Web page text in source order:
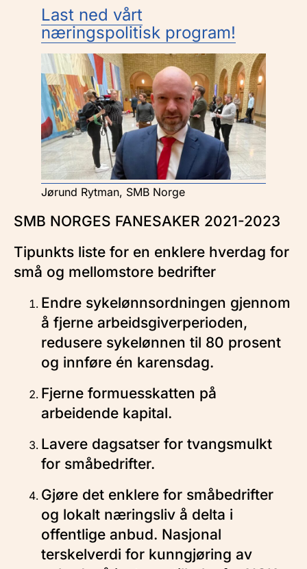
Last ned vårt
næringspolitisk program!
Jørund Rytman, SMB Norge
SMB NORGES FANESAKER 2021-2023
Tipunkts liste for en enklere hverdag for
små og mellomstore bedrifter
Endre sykelønnsordningen gjennom
å fjerne arbeidsgiverperioden,
redusere sykelønnen til 80 prosent
og innføre én karensdag.
Fjerne formuesskatten på
arbeidende kapital.
Lavere dagsatser for tvangsmulkt
for småbedrifter.
Gjøre det enklere for småbedrifter
og lokalt næringsliv å delta i
offentlige anbud. Nasjonal
terskelverdi for kunngjøring av